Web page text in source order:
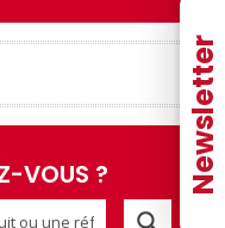
Newsletter
VOUS ?